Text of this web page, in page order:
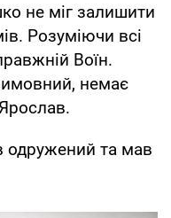
не міг залишити
Розуміючи всі
Воїн.
немає
одружений та мав